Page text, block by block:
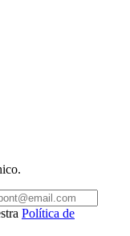
Política de